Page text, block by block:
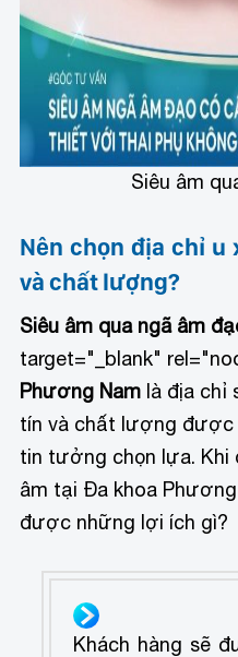
Siêu âm
Nên chọn địa chỉ
và chất lượng?
Siêu âm qua ngã âm
target="_blank"
Phương Nam là địa chỉ
tín và chất lượng được
tin tưởng chọn lựa. Khi
âm tại Đa khoa
được những lợi ích gì?
Khách hàng sẽ